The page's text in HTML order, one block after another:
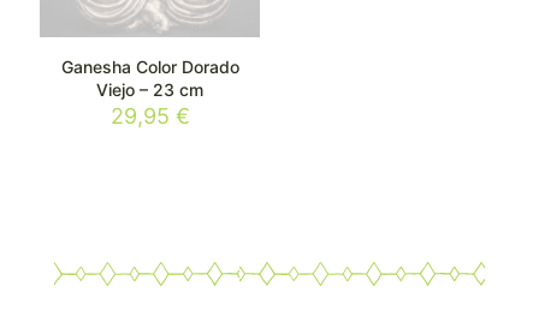
Ganesha Color Dorado
Viejo – 23 cm
29,95 €